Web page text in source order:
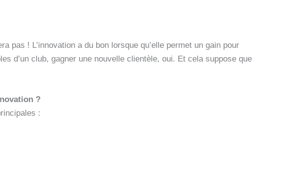
pas ! L’innovation a du bon lorsque qu’elle permet un gain pour
d’un club, gagner une nouvelle clientèle, oui. Et cela suppose que
?
: